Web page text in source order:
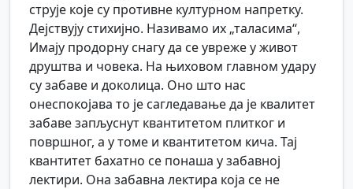
струје које су противне културном напретку.
Дејствују стихијно. Називамо их „таласима“,
Имају продорну снагу да се увреже у живот
друштва и човека. На њиховом главном удару
су забаве и доколица. Оно што нас
онеспокојава то је сагледавање да је квалитет
забаве запљуснут квантитетом плитког и
површног, а у томе и квантитетом кича. Тај
квантитет бахатно се понаша у забавној
лектири. Она забавна лектира која се не